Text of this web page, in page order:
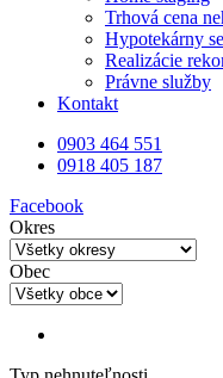
Trhová cena
Hypotekárny
Realizácie
Právne služby
Kontakt
0903 464 551
0918 405 187
Facebook
Okres
Obec